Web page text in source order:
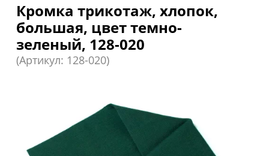
Кромка трикотаж, хлопок,
большая, цвет темно-
зеленый, 128-020
(Артикул: 128-020)